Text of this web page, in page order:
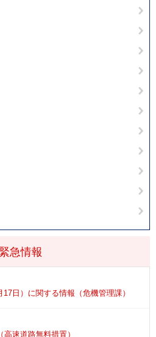
緊急情報
日）に関する情報（危機管理課）
速道路無料措置）